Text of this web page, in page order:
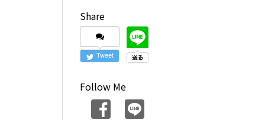
Share
Tweet
Follow Me